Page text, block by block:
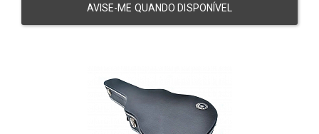
AVISE-ME QUANDO DISPONÍVEL